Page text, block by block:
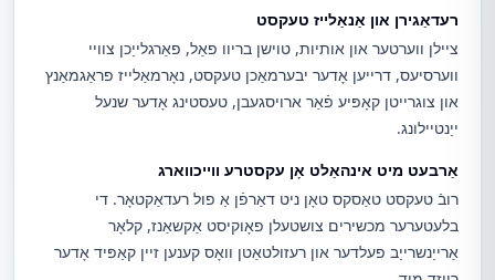
רעדאַגירן און אַנאַלייז טעקסט
ציילן ווערטער און אותיות, טוישן בריוו פאַל, פאַרגלייַכן צוויי
ווערסיעס, דרייען אָדער יבערמאַכן טעקסט, נאָרמאַלייז פראַגמאַנץ
און צוגרייטן קאָפּיע פֿאַר ארויסגעבן, טעסטינג אָדער שנעל
ייַנטיילונג.
אַרבעט מיט אינהאַלט אָן עקסטרע ווייכווארג
רובֿ טעקסט טאַסקס טאָן ניט דאַרפֿן אַ פול רעדאַקטאָר. די
בלעטערער מכשירים צושטעלן פאָוקיסט אַקשאַנז, קלאָר
אַרייַנשרייַב פעלדער און רעזולטאַטן וואָס קענען זיין קאַפּיד אָדער